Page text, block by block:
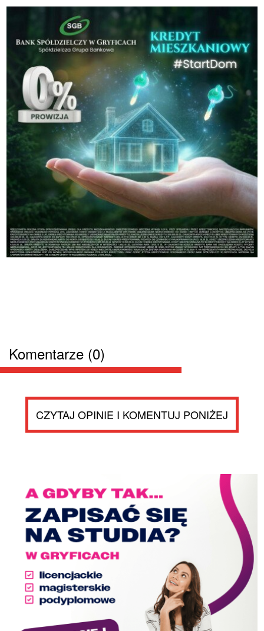
Komentarze (0)
CZYTAJ OPINIE I KOMENTUJ PONIŻEJ